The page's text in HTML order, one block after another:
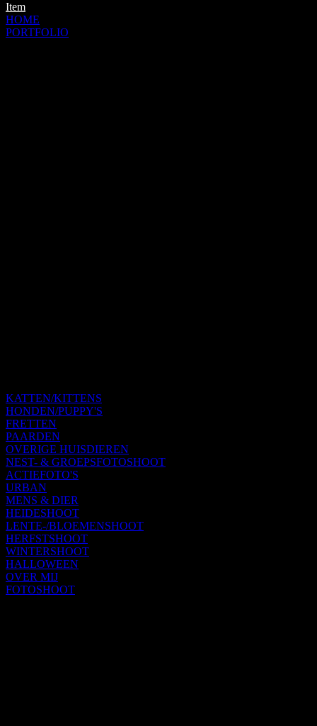
Item
HOME
PORTFOLIO
KATTEN/KITTENS
HONDEN/PUPPY'S
FRETTEN
PAARDEN
OVERIGE HUISDIEREN
NEST- & GROEPSFOTOSHOOT
ACTIEFOTO'S
URBAN
MENS & DIER
HEIDESHOOT
LENTE-/BLOEMENSHOOT
HERFSTSHOOT
WINTERSHOOT
HALLOWEEN
OVER MIJ
FOTOSHOOT